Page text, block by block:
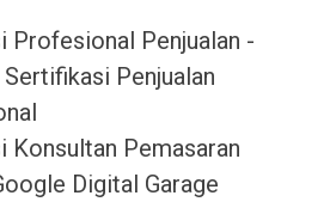
Profesional Penjualan -
Penjualan
Konsultan Pemasaran
Digital Garage